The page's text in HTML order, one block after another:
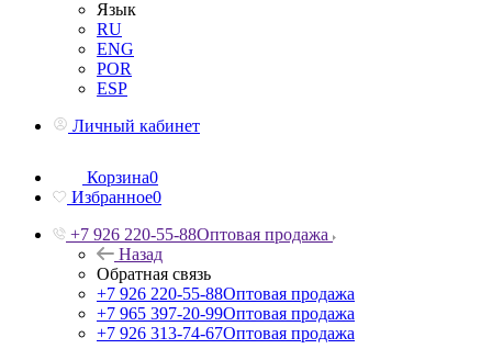
Язык
RU
ENG
POR
ESP
Личный кабинет
Корзина0
Избранное0
+7 926 220-55-88Оптовая продажа
Назад
Обратная связь
+7 926 220-55-88Оптовая продажа
+7 965 397-20-99Оптовая продажа
+7 926 313-74-67Оптовая продажа